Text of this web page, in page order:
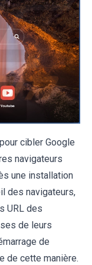
cibler Google
navigateurs
une installation
des navigateurs,
URL des
de leurs
de
de cette manière.